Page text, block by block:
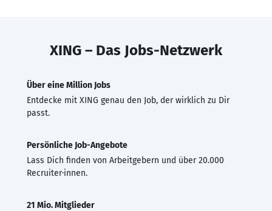
XING – Das Jobs-Netzwerk
Über eine Million Jobs
Entdecke mit XING genau den Job, der wirklich zu Dir
passt.
Persönliche Job-Angebote
Lass Dich finden von Arbeitgebern und über 20.000
Recruiter·innen.
21 Mio. Mitglieder